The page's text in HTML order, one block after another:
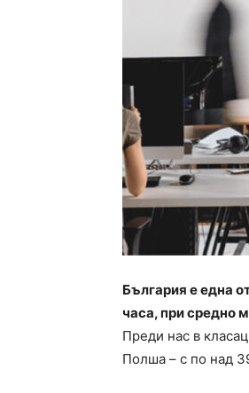
България е една
часа, при средно
Преди нас в
Полша – с по над